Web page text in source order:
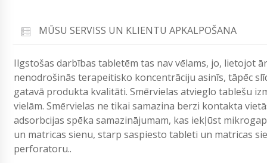
MŪSU SERVISS UN KLIENTU APKALPOŠANA
Ilgstošas ​​darbības tabletēm tas nav vēlams, jo, lietojot
nenodrošinās terapeitisko koncentrāciju asinīs, tāpēc
gatavā produkta kvalitāti. Smērvielas atvieglo tablešu
vielām. Smērvielas ne tikai samazina berzi kontakta
adsorbcijas spēka samazinājumam, kas iekļūst
un matricas sienu, starp saspiesto tableti un matricas
perforatoru..